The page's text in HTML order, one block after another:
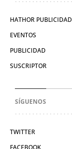
HATHOR PUBLICIDAD
EVENTOS
PUBLICIDAD
SUSCRIPTOR
SÍGUENOS
TWITTER
FACEBOOK